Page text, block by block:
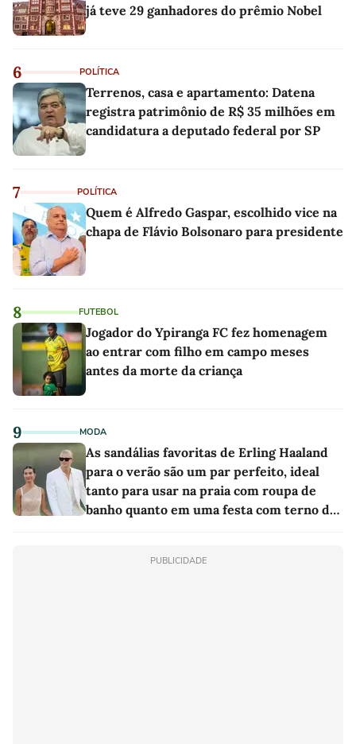
já teve 29 ganhadores do prêmio Nobel
6 POLÍTICA
Terrenos, casa e apartamento: Datena
registra patrimônio de R$ 35 milhões em
candidatura a deputado federal por SP
7 POLÍTICA
Quem é Alfredo Gaspar, escolhido vice na
chapa de Flávio Bolsonaro para presidente
8 FUTEBOL
Jogador do Ypiranga FC fez homenagem
ao entrar com filho em campo meses
antes da morte da criança
9 MODA
As sandálias favoritas de Erling Haaland
para o verão são um par perfeito, ideal
tanto para usar na praia com roupa de
banho quanto em uma festa com terno de
PUBLICIDADE